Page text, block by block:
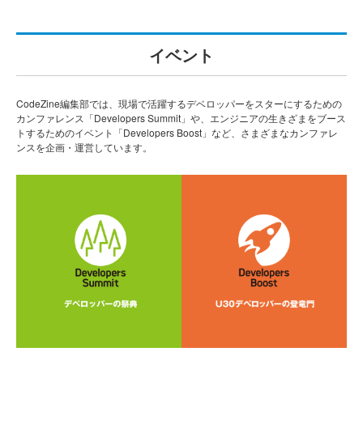
イベント
CodeZine編集部では、現場で活躍するデベロッパーをスターにするための
カンファレンス「Developers Summit」や、エンジニアの生きざまをブース
トするためのイベント「Developers Boost」など、さまざまなカンファレ
ンスを企画・運営しています。